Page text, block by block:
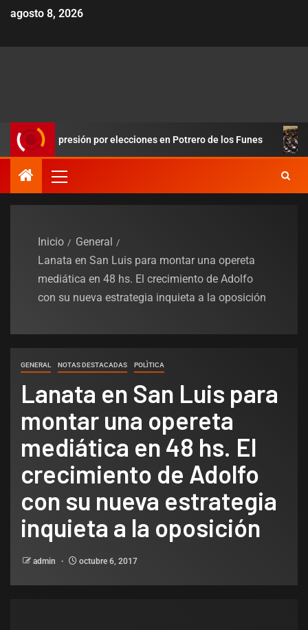
agosto 8, 2026
presión por elecciones en Potrero de los Funes Duro
Inicio
General
Lanata en San Luis para montar una opereta
mediática en 48 hs. El crecimiento de Adolfo
con su nueva estrategia inquieta a la oposición
GENERAL NOTAS DESTACADAS POLÌTICA
Lanata en San Luis para
montar una opereta
mediática en 48 hs. El
crecimiento de Adolfo
con su nueva estrategia
inquieta a la oposición
admin octubre 6, 2017